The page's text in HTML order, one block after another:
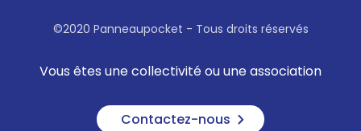
©2020 Panneaupocket - Tous droits réservés
Vous êtes une collectivité ou une association
Contactez-nous